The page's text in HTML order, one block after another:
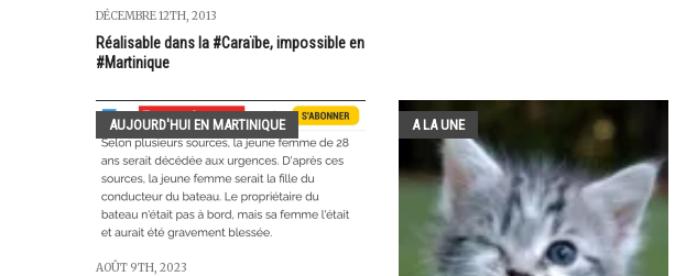
DÉCEMBRE 12TH, 2013
Réalisable dans la #Caraïbe, impossible en
#Martinique
AUJOURD'HUI EN MARTINIQUE
AOÛT 9TH, 2023
A LA UNE